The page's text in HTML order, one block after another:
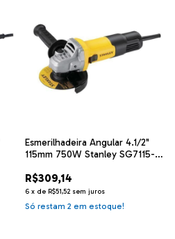
Esmerilhadeira Angular 4.1/2"
115mm 750W Stanley SG7115-
R$309,14
6 x de R$51,52 sem juros
Só restam 2 em estoque!